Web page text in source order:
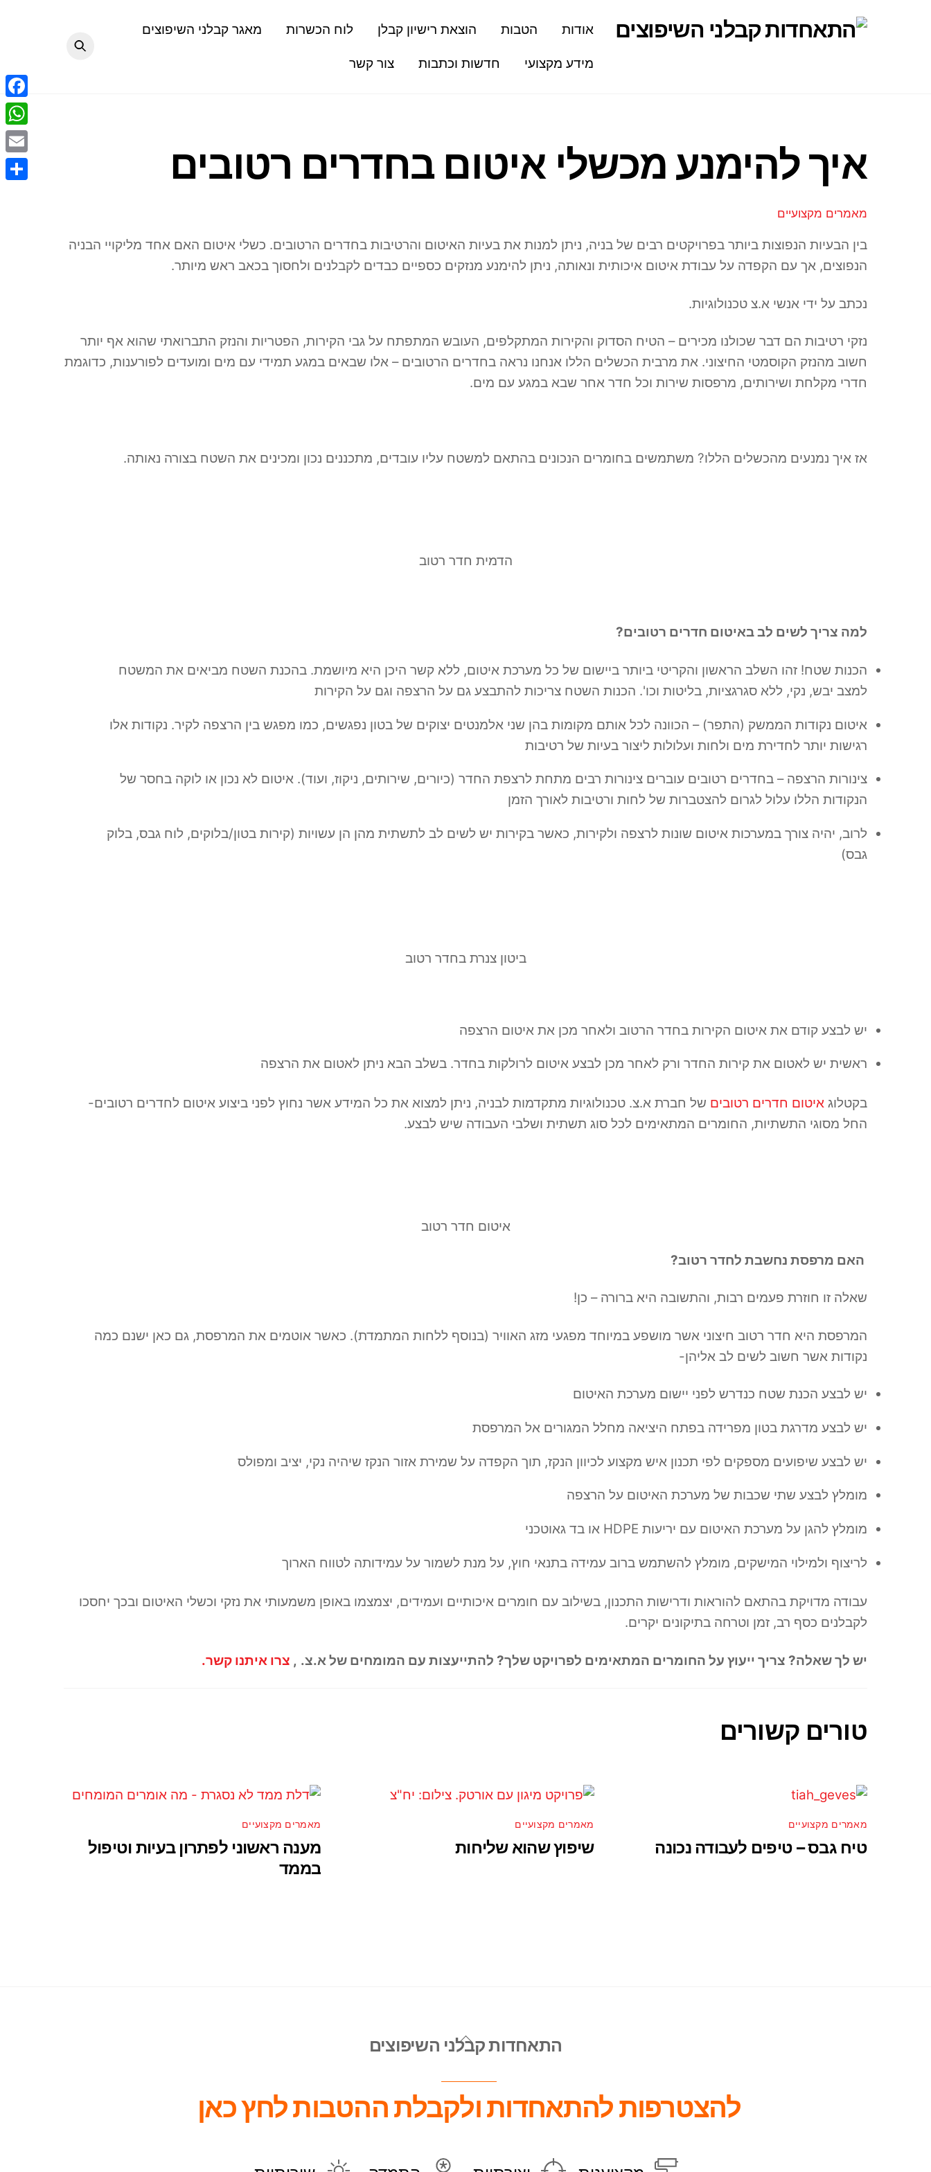
אודות הטבות הוצאת רישיון קבלן לוח הכשרות מאגר קבלני השיפוצים
מידע מקצועי חדשות וכתבות צור קשר
איך להימנע מכשלי איטום בחדרים רטובים
מאמרים מקצועיים
בין הבעיות הנפוצות ביותר בפרויקטים רבים של בניה, ניתן למנות את בעיות האיטום והרטיבות בחדרים הרטובים. כשלי איטום האם אחד מליקויי הבניה
הנפוצים, אך עם הקפדה על עבודת איטום איכותית ונאותה, ניתן להימנע מנזקים כספיים כבדים לקבלנים ולחסוך בכאב ראש מיותר.
נכתב על ידי אנשי א.צ טכנולוגיות.
נזקי רטיבות הם דבר שכולנו מכירים – הטיח הסדוק והקירות המתקלפים, העובש המתפתח על גבי הקירות, הפטריות והנזק התברואתי שהוא אף יותר
חשוב מהנזק הקוסמטי החיצוני. את מרבית הכשלים הללו אנחנו נראה בחדרים הרטובים – אלו שבאים במגע תמידי עם מים ומועדים לפורענות, כדוגמת
חדרי מקלחת ושירותים, מרפסות שירות וכל חדר אחר שבא במגע עם מים.
אז איך נמנעים מהכשלים הללו? משתמשים בחומרים הנכונים בהתאם למשטח עליו עובדים, מתכננים נכון ומכינים את השטח בצורה נאותה.
הדמית חדר רטוב
למה צריך לשים לב באיטום חדרים רטובים?
הכנות שטח! זהו השלב הראשון והקריטי ביותר ביישום של כל מערכת איטום, ללא קשר היכן היא מיושמת. בהכנת השטח מביאים את המשטח
למצב יבש, נקי, ללא סגרגציות, בליטות וכו'. הכנות השטח צריכות להתבצע גם על הרצפה וגם על הקירות
איטום נקודות הממשק (התפר) – הכוונה לכל אותם מקומות בהן שני אלמנטים יצוקים של בטון נפגשים, כמו מפגש בין הרצפה לקיר. נקודות אלו
רגישות יותר לחדירת מים ולחות ועלולות ליצור בעיות של רטיבות
צינורות הרצפה – בחדרים רטובים עוברים צינורות רבים מתחת לרצפת החדר (כיורים, שירותים, ניקוז, ועוד). איטום לא נכון או לוקה בחסר של
הנקודות הללו עלול לגרום להצטברות של לחות ורטיבות לאורך הזמן
לרוב, יהיה צורך במערכות איטום שונות לרצפה ולקירות, כאשר בקירות יש לשים לב לתשתית מהן הן עשויות (קירות בטון/בלוקים, לוח גבס, בלוק
גבס)
ביטון צנרת בחדר רטוב
יש לבצע קודם את איטום הקירות בחדר הרטוב ולאחר מכן את איטום הרצפה
ראשית יש לאטום את קירות החדר ורק לאחר מכן לבצע איטום לרולקות בחדר. בשלב הבא ניתן לאטום את הרצפה
בקטלוג איטום חדרים רטובים של חברת א.צ. טכנולוגיות מתקדמות לבניה, ניתן למצוא את כל המידע אשר נחוץ לפני ביצוע איטום לחדרים רטובים-
החל מסוגי התשתיות, החומרים המתאימים לכל סוג תשתית ושלבי העבודה שיש לבצע.
איטום חדר רטוב
האם מרפסת נחשבת לחדר רטוב?
שאלה זו חוזרת פעמים רבות, והתשובה היא ברורה – כן!
המרפסת היא חדר רטוב חיצוני אשר מושפע במיוחד מפגעי מזג האוויר (בנוסף ללחות המתמדת). כאשר אוטמים את המרפסת, גם כאן ישנם כמה
נקודות אשר חשוב לשים לב אליהן-
יש לבצע הכנת שטח כנדרש לפני יישום מערכת האיטום
יש לבצע מדרגת בטון מפרידה בפתח היציאה מחלל המגורים אל המרפסת
יש לבצע שיפועים מספקים לפי תכנון איש מקצוע לכיוון הנקז, תוך הקפדה על שמירת אזור הנקז שיהיה נקי, יציב ומפולס
מומלץ לבצע שתי שכבות של מערכת האיטום על הרצפה
מומלץ להגן על מערכת האיטום עם יריעות HDPE או בד גאוטכני
לריצוף ולמילוי המישקים, מומלץ להשתמש ברוב עמידה בתנאי חוץ, על מנת לשמור על עמידותה לטווח הארוך
עבודה מדויקת בהתאם להוראות ודרישות התכנון, בשילוב עם חומרים איכותיים ועמידים, יצמצמו באופן משמעותי את נזקי וכשלי האיטום ובכך יחסכו
לקבלנים כסף רב, זמן וטרחה בתיקונים יקרים.
יש לך שאלה? צריך ייעוץ על החומרים המתאימים לפרויקט שלך? להתייעצות עם המומחים של א.צ. , צרו איתנו קשר.
טורים קשורים
מאמרים מקצועיים
מענה ראשוני לפתרון בעיות וטיפול
בממד
מאמרים מקצועיים
שיפוץ שהוא שליחות
מאמרים מקצועיים
טיח גבס – טיפים לעבודה נכונה
Back
To
התאחדות קבלני השיפוצים
להצטרפות להתאחדות ולקבלת ההטבות לחץ כאן
F
a
c
e
W
h
a
E
m